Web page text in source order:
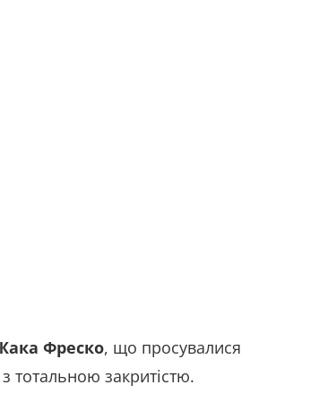
Фреско, що просувалися
тотальною закритістю.